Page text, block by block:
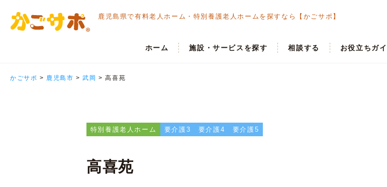
鹿児島県で有料老人ホーム・ 特別養護老人ホームを探すなら【かごサポ】
ホーム 施設・サービスを探す 相談する お役立ちガ
かごサポ > 鹿児島市 >武岡 >高喜苑
特別養護老人ホーム 要介護3 要介護4 要介護5
高喜苑